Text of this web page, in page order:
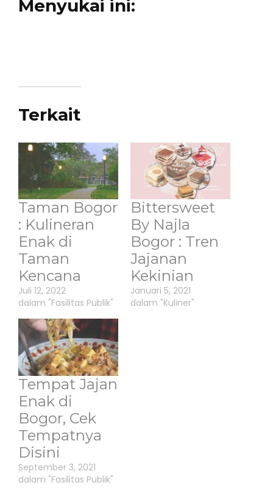
Menyukai ini:
Terkait
Taman Bogor
: Kulineran
Enak di
Taman
Kencana
Juli 12, 2022
dalam "Fasilitas Publik"
Bittersweet
By Najla
Bogor : Tren
Jajanan
Kekinian
Januari 5, 2021
dalam "Kuliner"
Tempat Jajan
Enak di
Bogor, Cek
Tempatnya
Disini
September 3, 2021
dalam "Fasilitas Publik"